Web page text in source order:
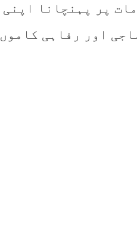
پر پہنچانا اپنی
اور رفاہی کاموں